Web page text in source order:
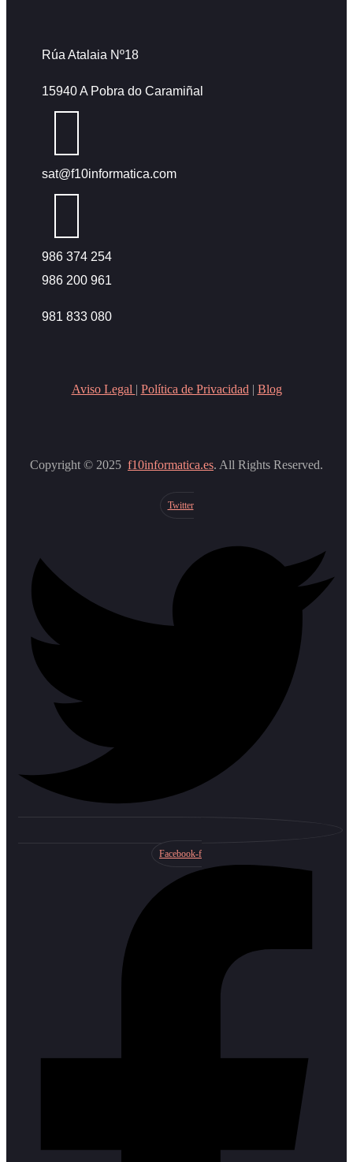
Rúa Atalaia Nº18
15940 A Pobra do Caramiñal
sat@f10informatica.com
986 374 254
986 200 961
981 833 080
Aviso Legal | Política de Privacidad | Blog
Copyright © 2025 f10informatica.es. All Rights Reserved.
Twitter
Facebook-f